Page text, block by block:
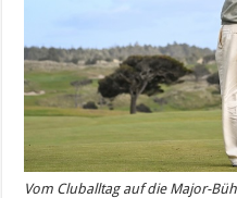
Vom Cluballtag auf die Major-